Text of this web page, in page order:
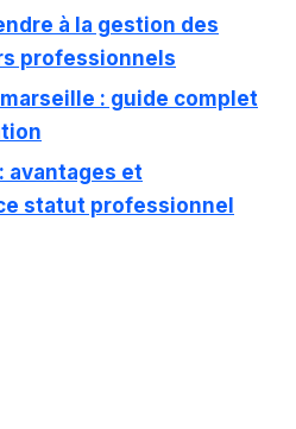
à la gestion des
professionnels
: guide complet
avantages et
statut professionnel